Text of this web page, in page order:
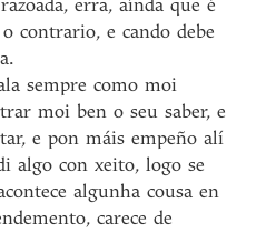
erra, aínda que é
contrario, e cando debe
sempre como moi
moi ben o seu saber, e
e pon máis empeño alí
algo con xeito, logo se
algunha cousa en
carece de